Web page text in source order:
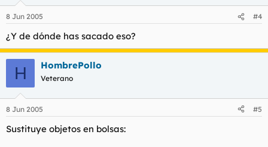
8 Jun 2005 #4
¿Y de dónde has sacado eso?
H HombrePollo
Veterano
8 Jun 2005 #5
Sustituye objetos en bolsas: